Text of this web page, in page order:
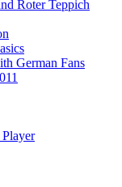
Roter Teppich
German Fans